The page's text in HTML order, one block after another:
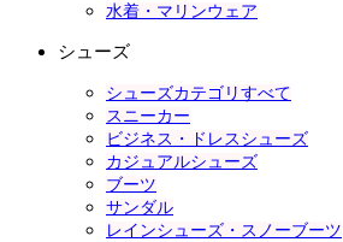
水着・マリンウェア
シューズ
シューズカテゴリすべて
スニーカー
ビジネス・ドレスシューズ
カジュアルシューズ
ブーツ
サンダル
レインシューズ・スノーブーツ